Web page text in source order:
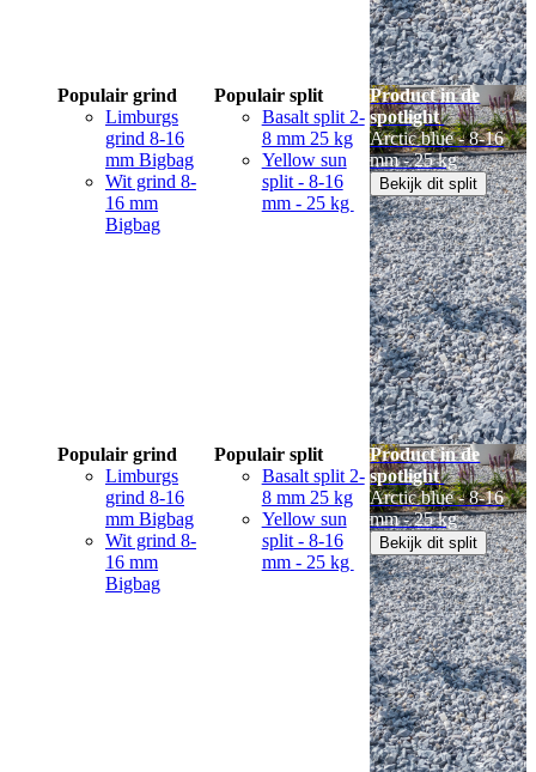
Populair grind
Limburgs
grind 8-16
mm Bigbag
Wit grind 8-
16 mm
Bigbag
Populair split
Basalt split 2-
8 mm 25 kg
Yellow sun
split - 8-16
mm - 25 kg
Product in de
spotlight
Arctic blue - 8-16
mm - 25 kg
Bekijk dit split
Populair grind
Limburgs
grind 8-16
mm Bigbag
Wit grind 8-
16 mm
Bigbag
Populair split
Basalt split 2-
8 mm 25 kg
Yellow sun
split - 8-16
mm - 25 kg
Product in de
spotlight
Arctic blue - 8-16
mm - 25 kg
Bekijk dit split